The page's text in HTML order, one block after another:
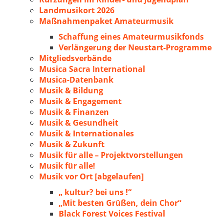
Landmusikort 2026
Maßnahmenpaket Amateurmusik
Schaffung eines Amateurmusikfonds
Verlängerung der Neustart-Programme
Mitgliedsverbände
Musica Sacra International
Musica-Datenbank
Musik & Bildung
Musik & Engagement
Musik & Finanzen
Musik & Gesundheit
Musik & Internationales
Musik & Zukunft
Musik für alle – Projektvorstellungen
Musik für alle!
Musik vor Ort [abgelaufen]
„ kultur? bei uns !“
„Mit besten Grüßen, dein Chor“
Black Forest Voices Festival